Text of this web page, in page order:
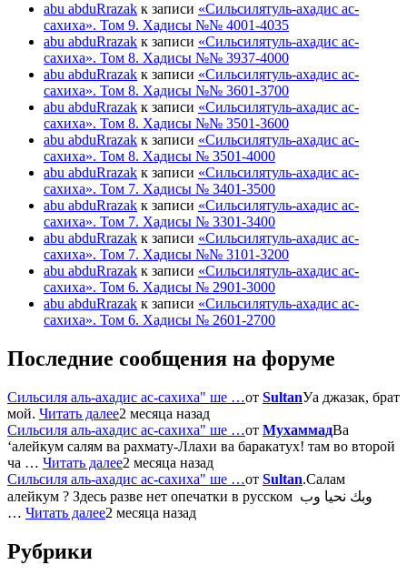
abu abduRrazak к записи «Сильсилятуль-ахадис ас-
сахиха». Том 9. Хадисы №№ 4001-4035
abu abduRrazak к записи «Сильсилятуль-ахадис ас-
сахиха». Том 8. Хадисы №№ 3937-4000
abu abduRrazak к записи «Сильсилятуль-ахадис ас-
сахиха». Том 8. Хадисы №№ 3601-3700
abu abduRrazak к записи «Сильсилятуль-ахадис ас-
сахиха». Том 8. Хадисы №№ 3501-3600
abu abduRrazak к записи «Сильсилятуль-ахадис ас-
сахиха». Том 8. Хадисы № 3501-4000
abu abduRrazak к записи «Сильсилятуль-ахадис ас-
сахиха». Том 7. Хадисы № 3401-3500
abu abduRrazak к записи «Сильсилятуль-ахадис ас-
сахиха». Том 7. Хадисы № 3301-3400
abu abduRrazak к записи «Сильсилятуль-ахадис ас-
сахиха». Том 7. Хадисы №№ 3101-3200
abu abduRrazak к записи «Сильсилятуль-ахадис ас-
сахиха». Том 6. Хадисы № 2901-3000
abu abduRrazak к записи «Сильсилятуль-ахадис ас-
сахиха». Том 6. Хадисы № 2601-2700
Последние сообщения на форуме
Сильсиля аль-ахадис ас-сахиха" ше …от SultanУа джазак, брат
мой. Читать далее2 месяца назад
Сильсиля аль-ахадис ас-сахиха" ше …от МухаммадВа
‘алейкум салям ва рахмату-Ллахи ва баракатух! там во второй
ча … Читать далее2 месяца назад
Сильсиля аль-ахадис ас-сахиха" ше …от Sultan.Салам
алейкум ? Здесь разве нет опечатки в русском وبك نحيا وب
… Читать далее2 месяца назад
Рубрики